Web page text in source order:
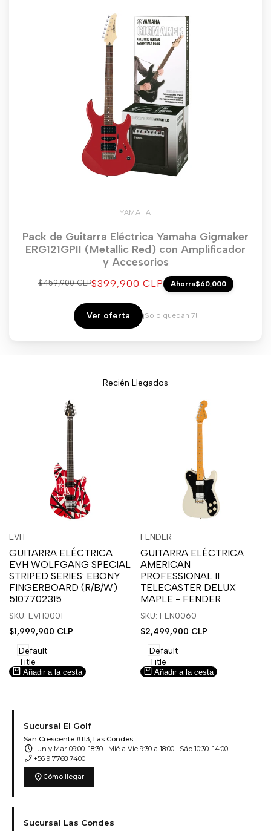
YAMAHA
Pack de Guitarra Eléctrica Yamaha Gigmaker
ERG121GPII (Metallic Red) con Amplificador
y Accesorios
Precio
$459,900 CLPPrecio
venta
$399,900 CLP Ahorra$60,000
Ver oferta ¡Solo quedan 7!
Recién Llegados
sesión
para
usar
la
lista
deseos.
para
usar
Compare
Proveedor:
EVH
GUITARRA ELÉCTRICA
EVH WOLFGANG SPECIAL
STRIPED SERIES: EBONY
FINGERBOARD (R/B/W)
5107702315
SKU: EVH0001
Precio
venta
$1,999,900 CLP
Default
Title
Añadir a la cesta
sesión
para
usar
la
lista
deseos.
sesión
para
usar
Compare
Vista
Proveedor:
FENDER
GUITARRA ELÉCTRICA
AMERICAN
PROFESSIONAL II
TELECASTER DELUX
MAPLE - FENDER
SKU: FEN0060
Precio
venta
$2,499,900 CLP
Default
Title
Añadir a la cesta
Sucursal El Golf
San Crescente #113, Las Condes
scheduleLun y Mar 09:00–18:30 · Mié a Vie 9:30 a 18:00 · Sáb 10:30–14:00
phone_enabled +56 9 7768 7400
location_on Cómo llegar
Sucursal Las Condes